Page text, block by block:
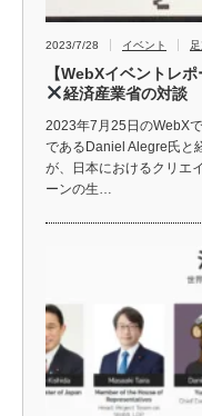
2023/7/28 イベント
【WebXイベントレ
経済産業省の対談
2023年7月25日のWebX
であるDaniel Alegre氏と
が、日本におけるクリエ
ーンの生…